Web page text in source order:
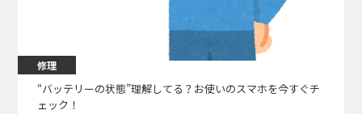
修理
“バッテリーの状態”理解してる？お使いのスマホを今すぐチ
ェック！